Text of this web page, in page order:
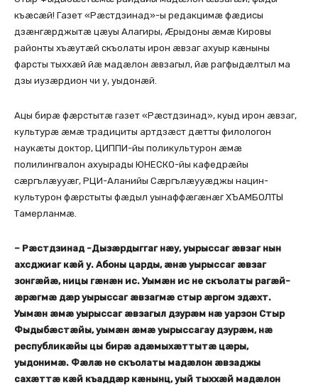
къæсæй! Газет «Рæстдзинад»-ы редакцимæ фæдисы
дзæнгæрджытæ цæуы Алагиры, Æрыдоны æмæ Кировы
районты хъæутæй скъолаты ирон æвзаг ахуыр кæныны
фарсты тыххæй йæ мадæлон æвзагыл, йæ рагфыдæлтыл ма
дзы иузæрдион чи у, уыдонæй.
Ацы бирæ фæрстытæ газет «Рæстдзинад», куыд ирон æвзаг,
культурæ æмæ традициты артдзæст дæтты филологон
наукæты доктор, ЦИППИ-йы поликультурон æмæ
полилингвалон ахуырады ЮНЕСКО-йы кафедрæйы
сæргълæууæг, РЦИ-Аланийы Сæргълæууæджы нацин-
культурон фæрстыты фæдыл уынаффæгæнæг ХЪАМБОЛТЫ
Тамерланмæ.
– Рæстдзинад -Дызæрдыггаг нæу, уырыссаг æвзаг нын
ахсджиаг кæй у. Абоны царды, æнæ уырыссаг æвзаг
зонгæйæ, ницы гæнæн ис. Уымæн ис не скъолаты рагæй-
æрæгмæ дæр уырыссаг æвзагмæ стыр æргом здæхт.
Уымæн æмæ уырыссаг æвзагыл дзурæм нæ уарзон Стыр
Фыдыбæстæйы, уымæн æмæ уырыссагау дзурæм, нæ
республикæйы цы бирæ адæмыхæттытæ цæры,
уыдонимæ. Фæлæ не скъолаты мадæлон æвзаджы
сахæттæ кæй къаддæр кæнынц, уый тыххæй мадæлон